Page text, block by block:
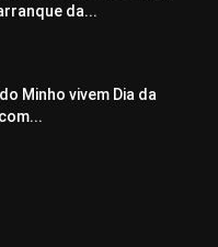
da...
Minho vivem Dia da